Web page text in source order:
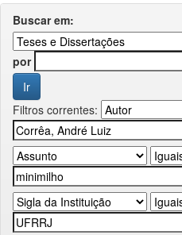
Buscar em:
por
Filtros correntes: